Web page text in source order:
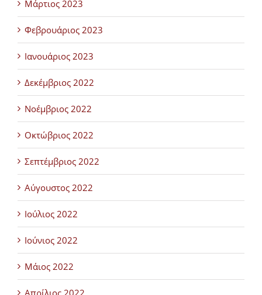
Μάρτιος 2023
Φεβρουάριος 2023
Ιανουάριος 2023
Δεκέμβριος 2022
Νοέμβριος 2022
Οκτώβριος 2022
Σεπτέμβριος 2022
Αύγουστος 2022
Ιούλιος 2022
Ιούνιος 2022
Μάιος 2022